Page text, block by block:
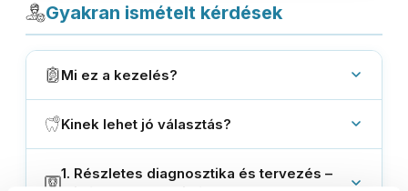
Gyakran ismételt kérdések
Mi ez a kezelés?
Kinek lehet jó választás?
1. Részletes diagnosztika és tervezés –